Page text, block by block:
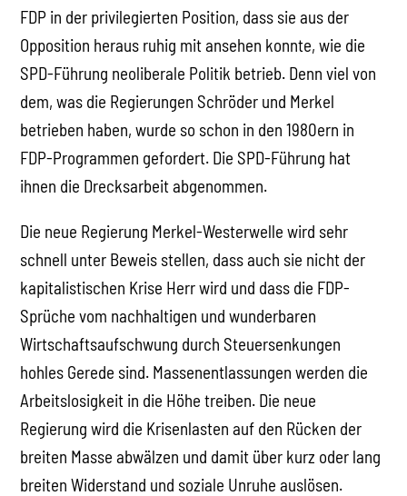
FDP in der privilegierten Position, dass sie aus der
Opposition heraus ruhig mit ansehen konnte, wie die
SPD-Führung neoliberale Politik betrieb. Denn viel von
dem, was die Regierungen Schröder und Merkel
betrieben haben, wurde so schon in den 1980ern in
FDP-Programmen gefordert. Die SPD-Führung hat
ihnen die Drecksarbeit abgenommen.
Die neue Regierung Merkel-Westerwelle wird sehr
schnell unter Beweis stellen, dass auch sie nicht der
kapitalistischen Krise Herr wird und dass die FDP-
Sprüche vom nachhaltigen und wunderbaren
Wirtschaftsaufschwung durch Steuersenkungen
hohles Gerede sind. Massenentlassungen werden die
Arbeitslosigkeit in die Höhe treiben. Die neue
Regierung wird die Krisenlasten auf den Rücken der
breiten Masse abwälzen und damit über kurz oder lang
breiten Widerstand und soziale Unruhe auslösen.